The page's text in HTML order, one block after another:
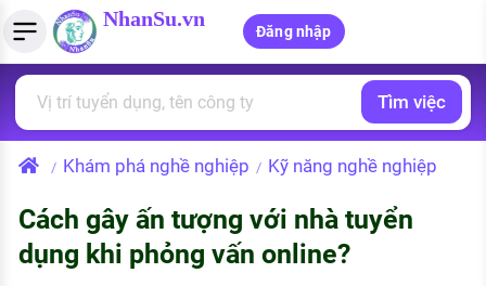
NhanSu.vn
Đăng nhập
Tìm việc làm
Việc làm ngành luật
Việc làm lương cao
Việc làm tốt nhất
Quản lý CV
Tải CV lên
Tạo CV trực tuyến
Tính lương Gross - Net
Tính thuế thu nhập cá nhân
Tính trợ cấp thất nghiệp
PHÁP LUẬT VIỆT NAM
Văn bản pháp luật
PHÁP LUẬT LAO ĐỘNG
Lao động và tiền lương
Tìm việc
/ Khám phá nghề nghiệp / Kỹ năng nghề nghiệp
Cách gây ấn tượng với nhà tuyển
dụng khi phỏng vấn online?